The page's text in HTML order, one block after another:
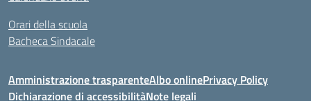
Orari della scuola
Bacheca Sindacale
Amministrazione trasparenteAlbo onlinePrivacy Policy
Dichiarazione di accessibilitàNote legali